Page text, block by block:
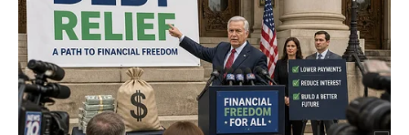
STREAMING E SERIE TV